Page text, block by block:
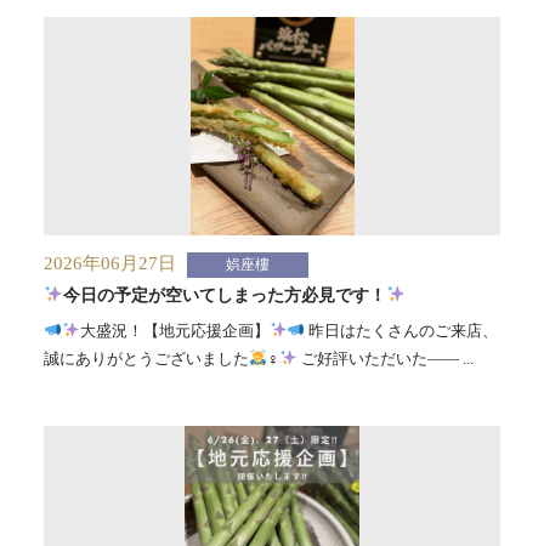
2026年06月27日 娯座樓
今日の予定が空いてしまった方必見です！
大盛況！【地元応援企画】
昨日はたくさんのご来店、
誠にありがとうございました
‍♀️ ご好評いただいた—— ...